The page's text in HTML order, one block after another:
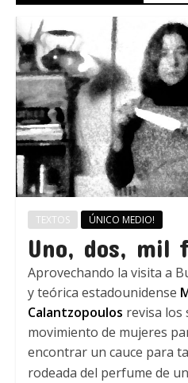
TEXTOS ÚNICO MEDIO!
Uno, dos, mil
Aprovechando la visita a
y teórica estadounidense
Calantzopoulos revisa los
movimiento de mujeres
encontrar un cauce para
rodeada del perfume de